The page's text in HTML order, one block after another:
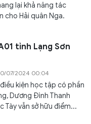
lại khả năng tác
cho Hải quân Nga.
tỉnh Lạng Sơn
07/2024 00:04
kiện học tập có phần
Dương Đình Thanh
Tày vẫn sở hữu điểm...